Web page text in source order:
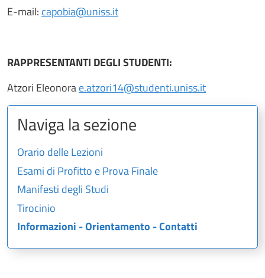
E-mail: capobia@uniss.it
RAPPRESENTANTI DEGLI STUDENTI:
Atzori Eleonorae.atzori14@studenti.uniss.it
Naviga la sezione
Orario delle Lezioni
Esami di Profitto e Prova Finale
Manifesti degli Studi
Tirocinio
Informazioni - Orientamento - Contatti